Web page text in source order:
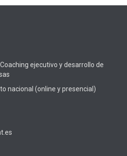
Coaching ejecutivo y desarrollo de
nacional (online y presencial)